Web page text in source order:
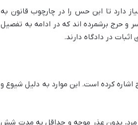
دارد تا این حس را در چارچوب قانون به
و حرج برشمرده اند که در ادامه به تفصیل
در دادگاه دارند.
حرج اشاره کرده است. این موارد به دلیل شیوع و
بدون عذر موجه و حداقل به مدت شش